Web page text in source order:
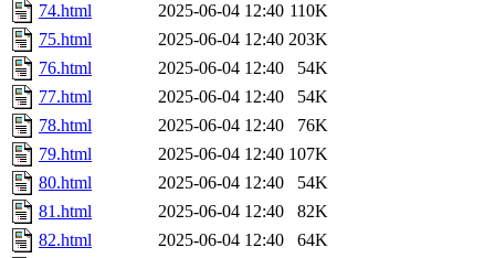
74.html
2025-06-04 12:40 110K
75.html
2025-06-04 12:40 203K
76.html
2025-06-04 12:40
54K
77.html
2025-06-04 12:40
54K
78.html
2025-06-04 12:40
76K
79.html
2025-06-04 12:40 107K
80.html
2025-06-04 12:40
54K
81.html
2025-06-04 12:40
82K
82.html
2025-06-04 12:40
64K